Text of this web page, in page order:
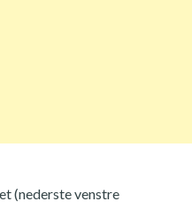
(nederste venstre